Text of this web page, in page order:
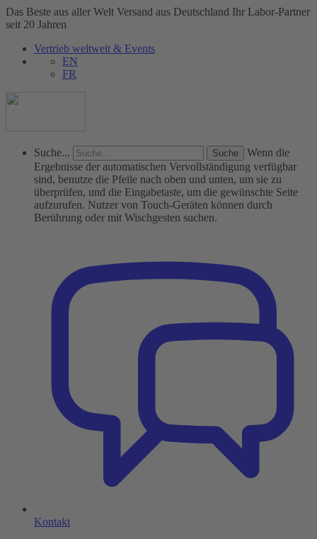
Das Beste aus aller Welt Versand aus Deutschland Ihr Labor-Partner
seit 20 Jahren
Vertrieb weltweit & Events
EN
FR
Suche...
Wenn die
Ergebnisse der automatischen Vervollständigung verfügbar
sind, benutze die Pfeile nach oben und unten, um sie zu
überprüfen, und die Eingabetaste, um die gewünschte Seite
aufzurufen. Nutzer von Touch-Geräten können durch
Berührung oder mit Wischgesten suchen.
Kontakt